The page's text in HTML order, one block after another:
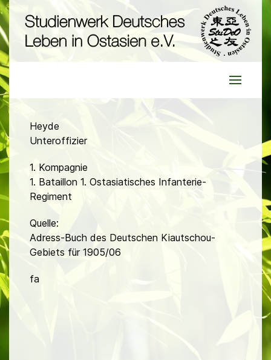
Heyde
Unteroffizier
1. Kompagnie
1. Bataillon 1. Ostasiatisches Infanterie-
Regiment
Quelle:
Adress-Buch des Deutschen Kiautschou-
Gebiets für 1905/06
fa